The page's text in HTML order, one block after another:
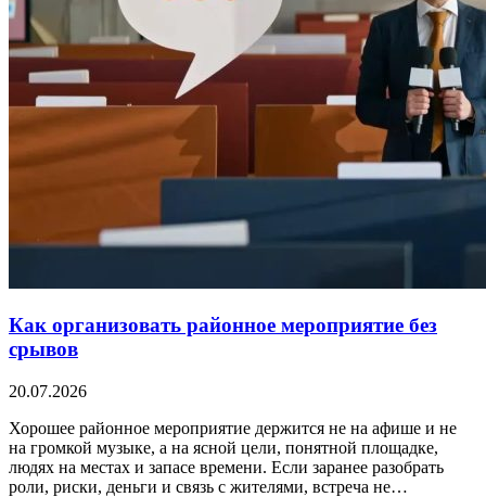
Как организовать районное мероприятие без
срывов
20.07.2026
Хорошее районное мероприятие держится не на афише и не
на громкой музыке, а на ясной цели, понятной площадке,
людях на местах и запасе времени. Если заранее разобрать
роли, риски, деньги и связь с жителями, встреча не…